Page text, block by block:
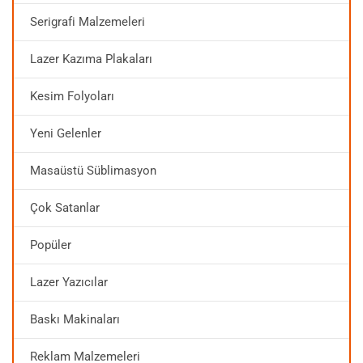
Serigrafi Malzemeleri
Lazer Kazıma Plakaları
Kesim Folyoları
Yeni Gelenler
Masaüstü Süblimasyon
Çok Satanlar
Popüler
Lazer Yazıcılar
Baskı Makinaları
Reklam Malzemeleri